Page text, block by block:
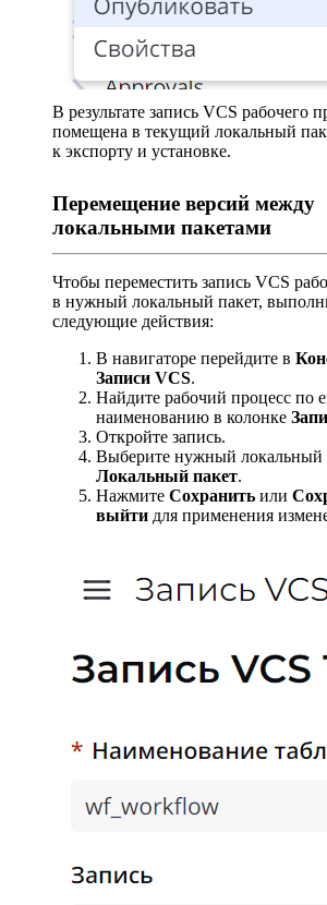
В результате запись VCS рабочего
помещена в текущий локальный
к экспорту и установке.
Перемещение версий между
локальными пакетами
Чтобы переместить запись VCS
в нужный локальный пакет,
следующие действия:
В навигаторе перейдите в
Записи VCS.
Найдите рабочий процесс по
наименованию в колонке
Откройте запись.
Выберите нужный локальный
Локальный пакет.
Нажмите Сохранить или
выйти для применения